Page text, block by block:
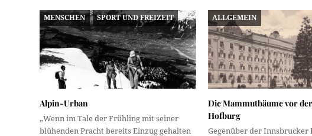
MENSCHEN SPORT UND FREIZEIT
Alpin-Urban
„Wenn im Tale der Frühling mit seiner
blühenden Pracht bereits Einzug gehalten
ALLGEMEIN
Die Mammutbäume vor
Hofburg
Gegenüber der Innsbrucker